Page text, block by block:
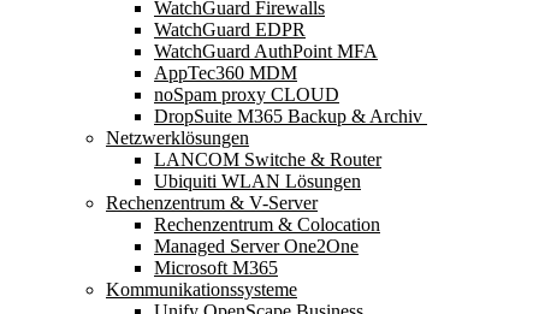
WatchGuard Firewalls
WatchGuard EDPR
WatchGuard AuthPoint MFA
AppTec360 MDM
noSpam proxy CLOUD
DropSuite M365 Backup & Archiv ​
Netzwerklösungen
LANCOM Switche & Router
Ubiquiti WLAN Lösungen
Rechenzentrum & V-Server
Rechenzentrum & Colocation
Managed Server One2One
Microsoft M365
Kommunikationssysteme